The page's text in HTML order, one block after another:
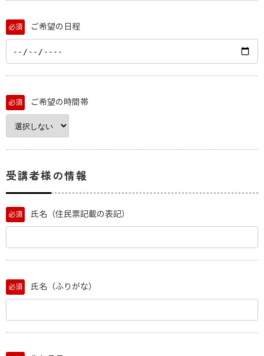
必須 ご希望の日程
必須 ご希望の時間帯
受講者様の情報
必須 氏名（住民票記載の表記）
必須 氏名（ふりがな）